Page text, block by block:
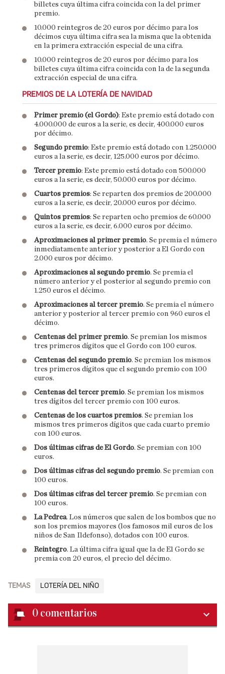
billetes cuya última cifra coincida con la del primer
premio.
10.000 reintegros de 20 euros por décimo para los
décimos cuya última cifra sea la misma que la obtenida
en la primera extracción especial de una cifra.
10.000 reintegros de 20 euros por décimo para los
billetes cuya última cifra coincida con la de la segunda
extracción especial de una cifra.
PREMIOS DE LA LOTERÍA DE NAVIDAD
Primer premio (el Gordo): Este premio está dotado con
4.000.000 de euros a la serie, es decir, 400.000 euros
por décimo.
Segundo premio: Este premio está dotado con 1.250.000
euros a la serie, es decir, 125.000 euros por décimo.
Tercer premio: Este premio está dotado con 500.000
euros a la serie, es decir, 50.000 euros por décimo.
Cuartos premios: Se reparten dos premios de 200.000
euros a la serie, es decir, 20.000 euros por décimo.
Quintos premios: Se reparten ocho premios de 60.000
euros a la serie, es decir, 6.000 euros por décimo.
Aproximaciones al primer premio. Se premia el número
inmediatamente anterior y posterior a El Gordo con
2.000 euros por décimo.
Aproximaciones al segundo premio. Se premia el
número anterior y el posterior al segundo premio con
1.250 euros el décimo.
Aproximaciones al tercer premio. Se premia el número
anterior y posterior al tercer premio con 960 euros el
décimo.
Centenas del primer premio. Se premian los mismos
tres primeros dígitos que el Gordo con 100 euros.
Centenas del segundo premio. Se premian los mismos
tres primeros dígitos que el segundo premio con 100
euros.
Centenas del tercer premio. Se premian los mismos
tres dígitos del tercer premio con 100 euros.
Centenas de los cuartos premios. Se premian los
mismos tres primeros dígitos que cada cuarto premio
con 100 euros.
Dos últimas cifras de El Gordo. Se premian con 100
euros.
Dos últimas cifras del segundo premio. Se premian con
100 euros.
Dos últimas cifras del tercer premio. Se premian con
100 euros.
La Pedrea. Los números que salen de los bombos que no
son los premios mayores (los famosos mil euros de los
niños de San Ildefonso), dotados con 100 euros.
Reintegro. La última cifra igual que la de El Gordo se
premia con 20 euros, el precio del décimo.
TEMAS LOTERÍA DEL NIÑO
0 comentarios